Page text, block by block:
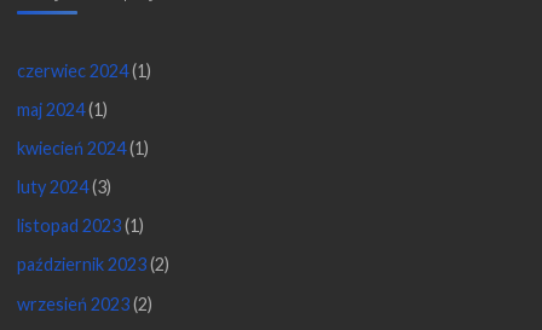
czerwiec 2024(1)
maj 2024(1)
kwiecień 2024(1)
luty 2024(3)
listopad 2023(1)
październik 2023(2)
wrzesień 2023(2)